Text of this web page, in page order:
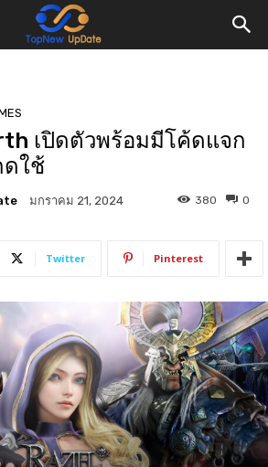
เปิดตัวพร้อมมีโค้ดแจก
ใช้
มกราคม 21, 2024 0
380
Twitter Pinterest